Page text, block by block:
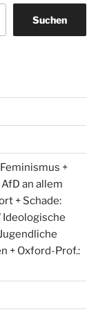
Suchen
+
an allem
+ Schade:
+ Oxford-Prof.: